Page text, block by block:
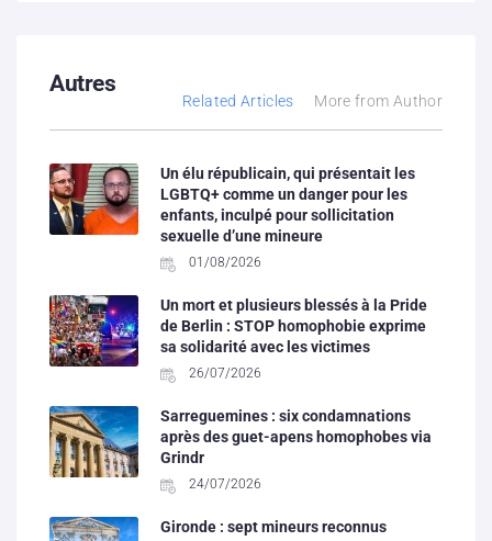
Autres
Related Articles More from Author
Un élu républicain, qui présentait les
LGBTQ+ comme un danger pour les
enfants, inculpé pour sollicitation
sexuelle d’une mineure
01/08/2026
Un mort et plusieurs blessés à la Pride
de Berlin : STOP homophobie exprime
sa solidarité avec les victimes
26/07/2026
Sarreguemines : six condamnations
après des guet-apens homophobes via
Grindr
24/07/2026
Gironde : sept mineurs reconnus